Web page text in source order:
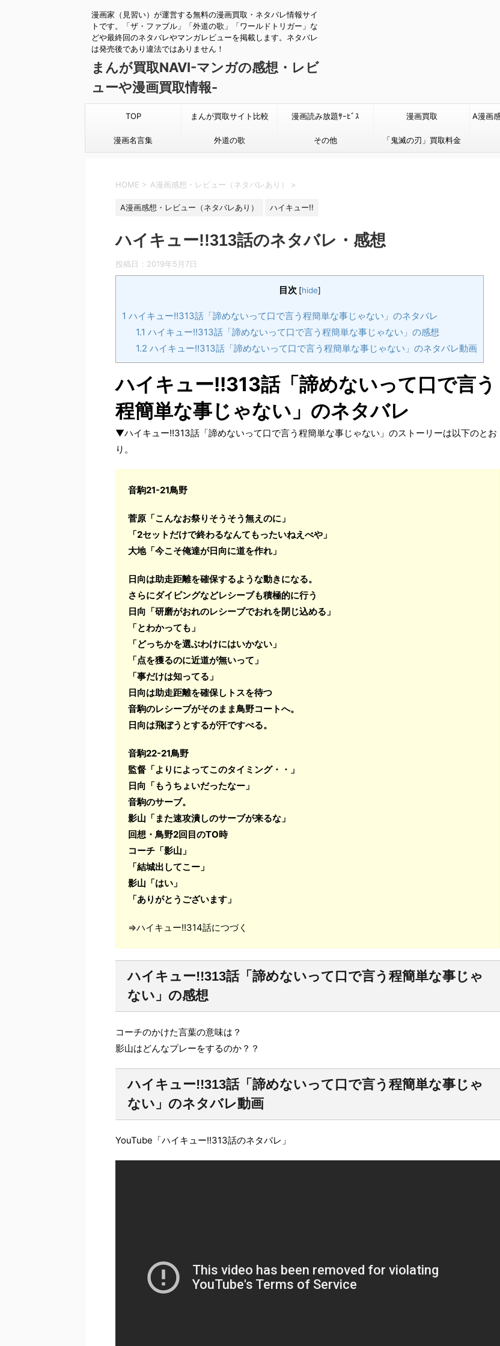
漫画家（見習い）が運営する無料の漫画買取・ネタバレ情報サイ
トです。「ザ・ファブル」「外道の歌」「ワールドトリガー」な
どや最終回のネタバレやマンガレビューを掲載します。ネタバレ
は発売後であり違法ではありません！
まんが買取NAVI-マンガの感想・レビ
ューや漫画買取情報-
TOP まんが買取サイト比較 漫画読み放題ｻｰﾋﾞｽ 漫画買取 A漫画
漫画名言集 外道の歌 その他 「鬼滅の刃」買取料金
HOME > A漫画感想・レビュー（ネタバレあり） >
A漫画感想・レビュー（ネタバレあり） ハイキュー!!
ハイキュー!!313話のネタバレ・感想
投稿日： 2019年5月7日
目次 [hide]
1 ハイキュー!!313話「諦めないって口で言う程簡単な事じゃない」のネタバレ
1.1 ハイキュー!!313話「諦めないって口で言う程簡単な事じゃない」の感想
1.2 ハイキュー!!313話「諦めないって口で言う程簡単な事じゃない」のネタバレ動画
ハイキュー!!313話「諦めないって口で言う
程簡単な事じゃない」のネタバレ
▼ハイキュー!!313話「諦めないって口で言う程簡単な事じゃない」のストーリーは以下のとお
り。
音駒21-21鳥野
菅原「こんなお祭りそうそう無えのに」
「2セットだけで終わるなんてもったいねえべや」
大地「今こそ俺達が日向に道を作れ」
日向は助走距離を確保するような動きになる。
さらにダイビングなどレシーブも積極的に行う
日向「研磨がおれのレシーブでおれを閉じ込める」
「とわかっても」
「どっちかを選ぶわけにはいかない」
「点を獲るのに近道が無いって」
「事だけは知ってる」
日向は助走距離を確保しトスを待つ
音駒のレシーブがそのまま鳥野コートへ。
日向は飛ぼうとするが汗ですべる。
音駒22-21鳥野
監督「よりによってこのタイミング・・」
日向「もうちょいだったなー」
音駒のサーブ。
影山「また速攻潰しのサーブが来るな」
回想・鳥野2回目のTO時
コーチ「影山」
「結城出してこー」
影山「はい」
「ありがとうございます」
⇒ハイキュー!!314話につづく
ハイキュー!!313話「諦めないって口で言う程簡単な事じゃ
ない」の感想
コーチのかけた言葉の意味は？
影山はどんなプレーをするのか？？
ハイキュー!!313話「諦めないって口で言う程簡単な事じゃ
ない」のネタバレ動画
YouTube「ハイキュー!!313話のネタバレ」